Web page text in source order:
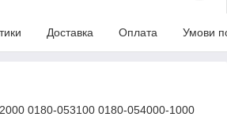
Доставка Оплата Умови
0180-053100 0180-054000-1000